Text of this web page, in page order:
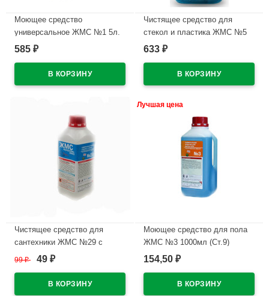
Моющее средство
универсальное ЖМС №1 5л.
В наличии
585 ₽
Чистящее средство для
стекол и пластика ЖМС №5
5л ПЭТ
633 ₽
Чистящее средство для
сантехники ЖМС №29 с
хлором 1000мл в
99₽ 49 ₽
Лучшая цена
Моющее средство для пола
ЖМС №3 1000мл (Ст.9)
В наличии
154,50 ₽